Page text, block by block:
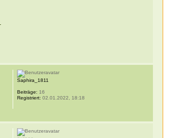
Saphira_1811
Beiträge: 16
Registriert: 02.01.2022, 18:18